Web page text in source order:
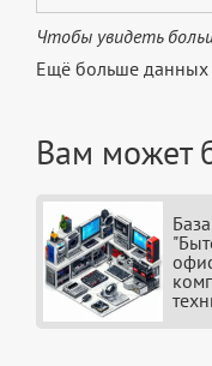
Чтобы увидеть
Ещё больше
Вам может